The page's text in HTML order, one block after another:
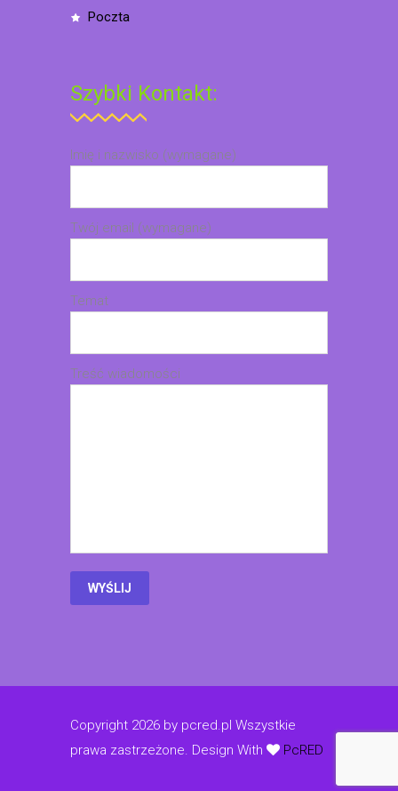
poczta
Szybki Kontakt:
Imię i nazwisko (wymagane)
Twój email (wymagane)
Temat
Treść wiadomości
Copyright 2026 by pcred.pl Wszystkie
prawa zastrzeżone. Design With PcRED